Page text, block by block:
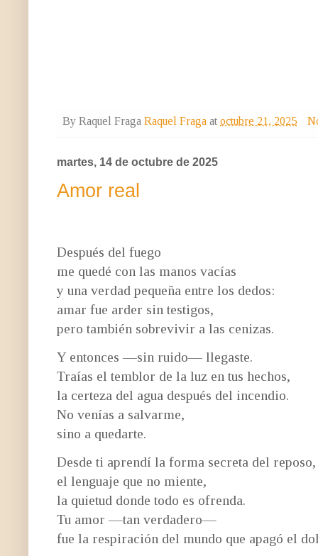
By Raquel Fraga Raquel Fraga at octubre 21, 2025
martes, 14 de octubre de 2025
Amor real
Después del fuego
me quedé con las manos vacías
y una verdad pequeña entre los dedos:
amar fue arder sin testigos,
pero también sobrevivir a las cenizas.
Y entonces —sin ruido— llegaste.
Traías el temblor de la luz en tus hechos,
la certeza del agua después del incendio.
No venías a salvarme,
sino a quedarte.
Desde ti aprendí la forma secreta del reposo,
el lenguaje que no miente,
la quietud donde todo es ofrenda.
Tu amor —tan verdadero—
fue la respiración del mundo que apagó el